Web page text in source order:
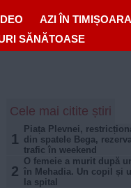
AZI ÎN TIMIȘOARA
SĂNĂTOASE
Cele mai citite știri
1
Piața Plevnei,
din spatele Bega,
trafic în weekend
2
O femeie a murit după
în Mehadia. Un copil și
la spital